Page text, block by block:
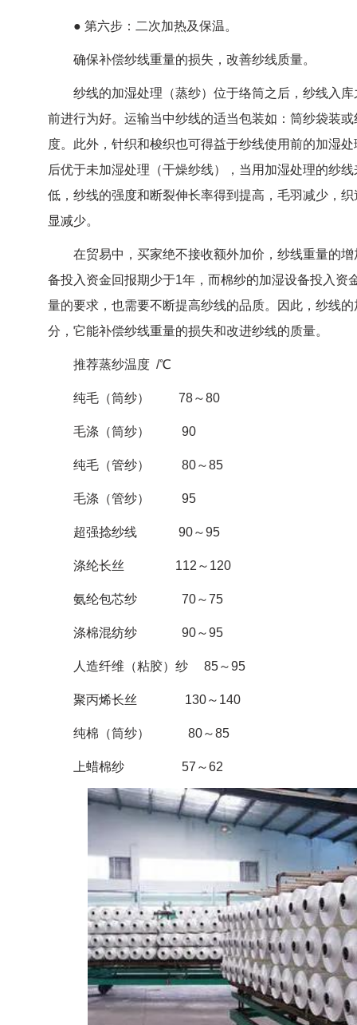
● 第六步：二次加热及保温。
确保补偿纱线重量的损失，改善纱线质量。
纱线的加湿处理（蒸纱）位于络筒之后，纱线入库
前进行为好。运输当中纱线的适当包装如：筒纱袋装
度。此外，针织和梭织也可得益于纱线使用前的加湿
后优于未加湿处理（干燥纱线），当用加湿处理的纱
低，纱线的强度和断裂伸长率得到提高，毛羽减少，
显减少。
在贸易中，买家绝不接收额外加价，纱线重量的增
备投入资金回报期少于1年，而棉纱的加湿设备投入资
量的要求，也需要不断提高纱线的品质。因此，纱线
分，它能补偿纱线重量的损失和改进纱线的质量。
推荐蒸纱温度 /℃
纯毛（筒纱） 78～80
毛涤（筒纱） 90
纯毛（管纱） 80～85
毛涤（管纱） 95
超强捻纱线 90～95
涤纶长丝 112～120
氨纶包芯纱 70～75
涤棉混纺纱 90～95
人造纤维（粘胶）纱 85～95
聚丙烯长丝 130～140
纯棉（筒纱） 80～85
上蜡棉纱 57～62